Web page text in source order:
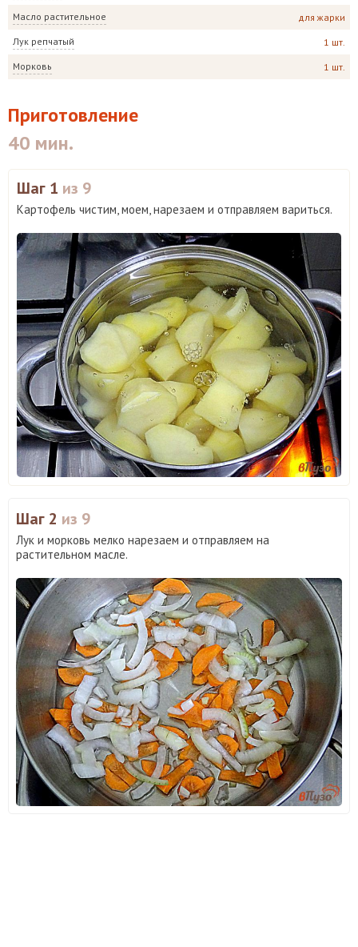
Масло растительное для жарки
Лук репчатый 1 шт.
Морковь 1 шт.
Приготовление
40 мин.
Шаг 1 из 9
Картофель чистим, моем, нарезаем и отправляем вариться.
Шаг 2 из 9
Лук и морковь мелко нарезаем и отправляем на
растительном масле.